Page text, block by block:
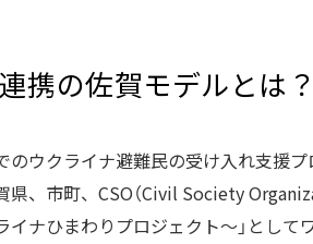
携の佐賀モデルとは？
のウクライナ避難民の受け入れ支援
県、市町、CSO（Civil Society
イナひまわりプロジェクト〜」とし